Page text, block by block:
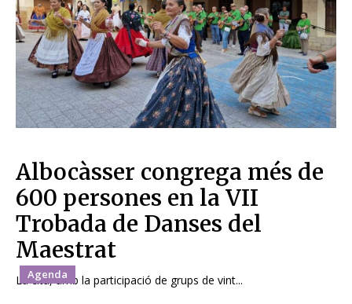
Agenda
Albocàsser congrega més de
600 persones en la VII
Trobada de Danses del
Maestrat
La cita, amb la participació de grups de vint...